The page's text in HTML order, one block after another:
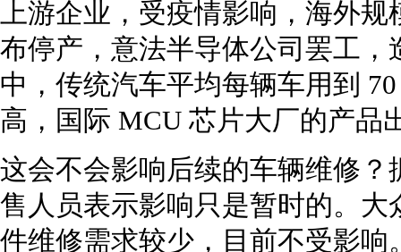
上游企业，受疫情影响，海外
布停产，意法半导体公司罢工
中，传统汽车平均每辆车用到
高，国际 MCU 芯片大厂的产品
这会不会影响后续的车辆维修？
售人员表示影响只是暂时的。
件维修需求较少，目前不受影响